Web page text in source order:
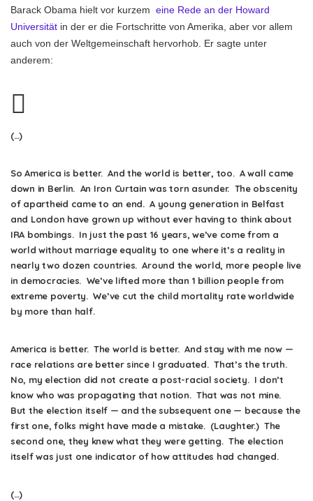
Barack Obama hielt vor kurzem eine Rede an der Howard
Universität in der er die Fortschritte von Amerika, aber vor allem
auch von der Weltgemeinschaft hervorhob. Er sagte unter
anderem:
(…)
So America is better. And the world is better, too. A wall came
down in Berlin. An Iron Curtain was torn asunder. The obscenity
of apartheid came to an end. A young generation in Belfast
and London have grown up without ever having to think about
IRA bombings. In just the past 16 years, we’ve come from a
world without marriage equality to one where it’s a reality in
nearly two dozen countries. Around the world, more people live
in democracies. We’ve lifted more than 1 billion people from
extreme poverty. We’ve cut the child mortality rate worldwide
by more than half.
America is better. The world is better. And stay with me now —
race relations are better since I graduated. That’s the truth.
No, my election did not create a post-racial society. I don’t
know who was propagating that notion. That was not mine.
But the election itself — and the subsequent one — because the
first one, folks might have made a mistake. (Laughter.) The
second one, they knew what they were getting. The election
itself was just one indicator of how attitudes had changed.
(…)